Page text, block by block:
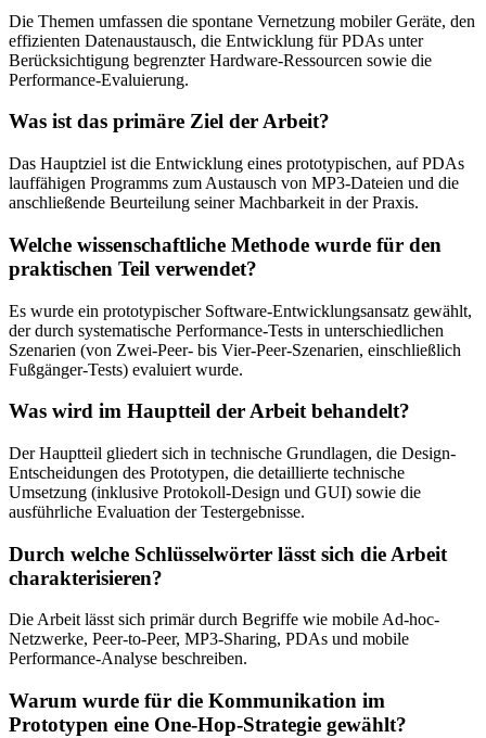
Die Themen umfassen die spontane Vernetzung mobiler Geräte, den
effizienten Datenaustausch, die Entwicklung für PDAs unter
Berücksichtigung begrenzter Hardware-Ressourcen sowie die
Performance-Evaluierung.
Was ist das primäre Ziel der Arbeit?
Das Hauptziel ist die Entwicklung eines prototypischen, auf PDAs
lauffähigen Programms zum Austausch von MP3-Dateien und die
anschließende Beurteilung seiner Machbarkeit in der Praxis.
Welche wissenschaftliche Methode wurde für den
praktischen Teil verwendet?
Es wurde ein prototypischer Software-Entwicklungsansatz gewählt,
der durch systematische Performance-Tests in unterschiedlichen
Szenarien (von Zwei-Peer- bis Vier-Peer-Szenarien, einschließlich
Fußgänger-Tests) evaluiert wurde.
Was wird im Hauptteil der Arbeit behandelt?
Der Hauptteil gliedert sich in technische Grundlagen, die Design-
Entscheidungen des Prototypen, die detaillierte technische
Umsetzung (inklusive Protokoll-Design und GUI) sowie die
ausführliche Evaluation der Testergebnisse.
Durch welche Schlüsselwörter lässt sich die Arbeit
charakterisieren?
Die Arbeit lässt sich primär durch Begriffe wie mobile Ad-hoc-
Netzwerke, Peer-to-Peer, MP3-Sharing, PDAs und mobile
Performance-Analyse beschreiben.
Warum wurde für die Kommunikation im
Prototypen eine One-Hop-Strategie gewählt?